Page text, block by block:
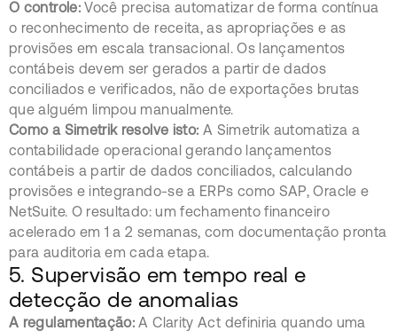
O controle:Você precisa automatizar de forma contínua
o reconhecimento de receita, as apropriações e as
provisões em escala transacional. Os lançamentos
contábeis devem ser gerados a partir de dados
conciliados e verificados, não de exportações brutas
que alguém limpou manualmente.
Como a Simetrik resolve isto: A Simetrik automatiza a
contabilidade operacional gerando lançamentos
contábeis a partir de dados conciliados, calculando
provisões e integrando-se a ERPs como SAP, Oracle e
NetSuite. O resultado: um fechamento financeiro
acelerado em 1 a 2 semanas, com documentação pronta
para auditoria em cada etapa.
5. Supervisão em tempo real e
detecção de anomalias
A regulamentação: A Clarity Act definiria quando uma